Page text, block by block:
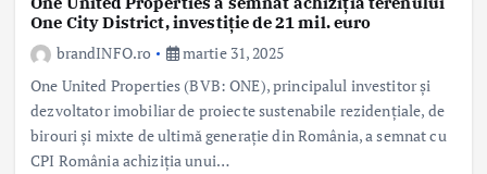
One City District, investiție de 21 mil. euro
brandINFO.ro
martie 31, 2025
One United Properties (BVB: ONE), principalul investitor și
dezvoltator imobiliar de proiecte sustenabile rezidențiale, de
birouri și mixte de ultimă generație din România, a semnat cu
CPI România achiziția unui…